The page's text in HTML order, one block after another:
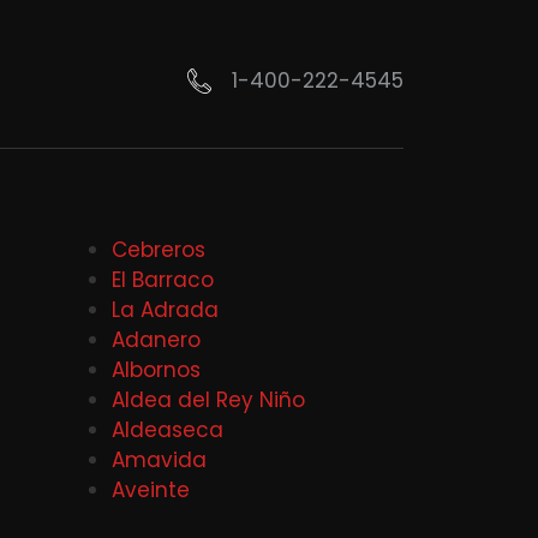
1-400-222-4545
Cebreros
El Barraco
La Adrada
Adanero
Albornos
Aldea del Rey Niño
Aldeaseca
Amavida
Aveinte